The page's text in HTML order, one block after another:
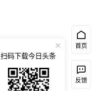
首页
反馈
扫码下载今日头条